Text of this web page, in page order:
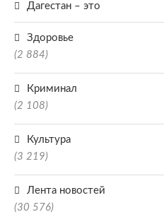
Дагестан – это
Здоровье
(2 884)
Криминал
(2 108)
Культура
(3 219)
Лента новостей
(30 576)